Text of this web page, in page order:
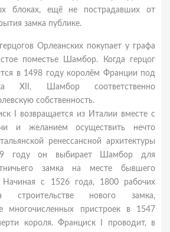
блоках, ещё не пострадавших от
замка публике.
Орлеанских покупает у графа
поместье Шамбор. Когда герцог
в 1498 году королём Франции под
XII, Шамбор соответственно
собственность.
I возвращается из Италии вместе с
и желанием осуществить нечто
ренессансной архитектуры
году он выбирает Шамбор для
замка на месте бывшего
Начиная с 1526 года, 1800 рабочих
строительстве нового замка,
многочисленных пристроек в 1547
короля. Франциск I проводит, в